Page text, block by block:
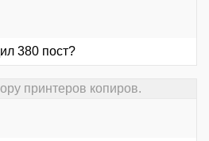
380 пост?
принтеров копиров.